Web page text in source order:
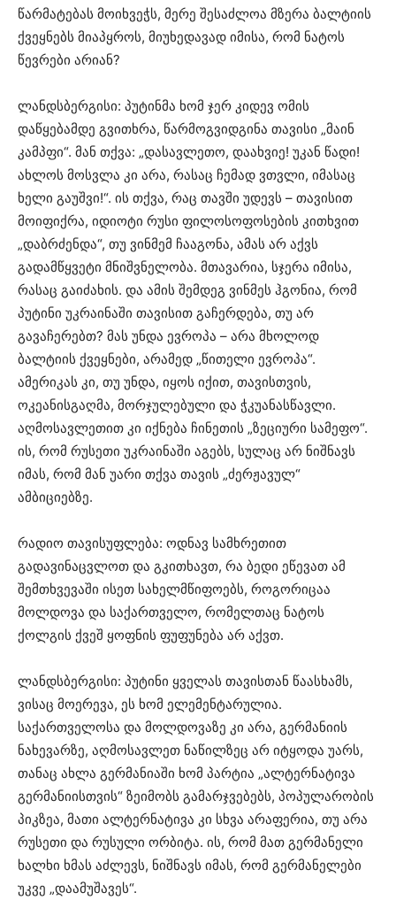
წარმატებას მოიხვეჭს, მერე შესაძლოა მზერა ბალტიის
ქვეყნებს მიაპყროს, მიუხედავად იმისა, რომ ნატოს
წევრები არიან?
ლანდსბერგისი: პუტინმა ხომ ჯერ კიდევ ომის
დაწყებამდე გვითხრა, წარმოგვიდგინა თავისი „მაინ
კამპფი“. მან თქვა: „დასავლეთო, დაახვიე! უკან წადი!
ახლოს მოსვლა კი არა, რასაც ჩემად ვთვლი, იმასაც
ხელი გაუშვი!“. ის თქვა, რაც თავში უდევს – თავისით
მოიფიქრა, იდიოტი რუსი ფილოსოფოსების კითხვით
„დაბრძენდა“, თუ ვინმემ ჩააგონა, ამას არ აქვს
გადამწყვეტი მნიშვნელობა. მთავარია, სჯერა იმისა,
რასაც გაიძახის. და ამის შემდეგ ვინმეს ჰგონია, რომ
პუტინი უკრაინაში თავისით გაჩერდება, თუ არ
გავაჩერებთ? მას უნდა ევროპა – არა მხოლოდ
ბალტიის ქვეყნები, არამედ „წითელი ევროპა“.
ამერიკას კი, თუ უნდა, იყოს იქით, თავისთვის,
ოკეანისგაღმა, მორჯულებული და ჭკუანასწავლი.
აღმოსავლეთით კი იქნება ჩინეთის „ზეციური სამეფო“.
ის, რომ რუსეთი უკრაინაში აგებს, სულაც არ ნიშნავს
იმას, რომ მან უარი თქვა თავის „ძერჟავულ“
ამბიციებზე.
რადიო თავისუფლება: ოდნავ სამხრეთით
გადავინაცვლოთ და გკითხავთ, რა ბედი ეწევათ ამ
შემთხვევაში ისეთ სახელმწიფოებს, როგორიცაა
მოლდოვა და საქართველო, რომელთაც ნატოს
ქოლგის ქვეშ ყოფნის ფუფუნება არ აქვთ.
ლანდსბერგისი: პუტინი ყველას თავისთან წაასხამს,
ვისაც მოერევა, ეს ხომ ელემენტარულია.
საქართველოსა და მოლდოვაზე კი არა, გერმანიის
ნახევარზე, აღმოსავლეთ ნაწილზეც არ იტყოდა უარს,
თანაც ახლა გერმანიაში ხომ პარტია „ალტერნატივა
გერმანიისთვის“ ზეიმობს გამარჯვებებს, პოპულარობის
პიკზეა, მათი ალტერნატივა კი სხვა არაფერია, თუ არა
რუსეთი და რუსული ორბიტა. ის, რომ მათ გერმანელი
ხალხი ხმას აძლევს, ნიშნავს იმას, რომ გერმანელები
უკვე „დაამუშავეს“.